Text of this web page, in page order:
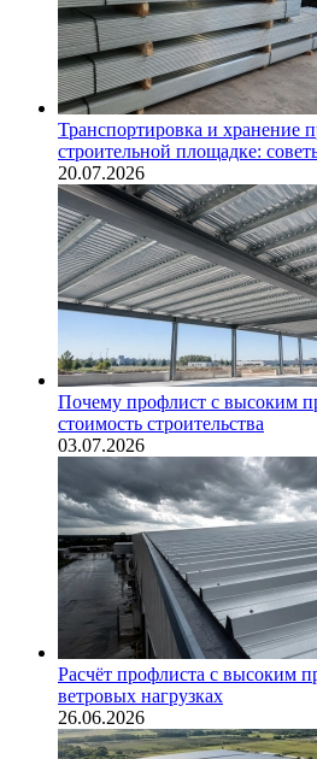
Транспортировка и хранение
строительной площадке:
20.07.2026
Почему профлист с высоким
стоимость строительства
03.07.2026
Расчёт профлиста с высоким
ветровых нагрузках
26.06.2026